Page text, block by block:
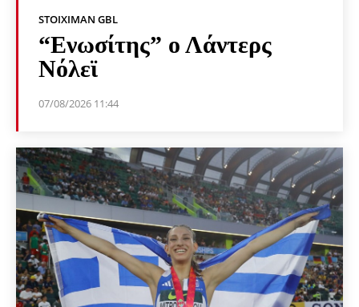
STOIXIMAN GBL
“Ενωσίτης” ο Λάντερς
Νόλεϊ
07/08/2026 11:44